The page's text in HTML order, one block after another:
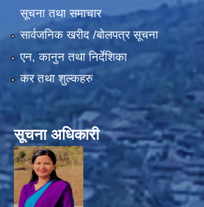
सूचना तथा समाचार
सार्वजनिक खरीद /बोलपत्र सूचना
एन, कानुन तथा निर्देशिका
कर तथा शुल्कहरु
सूचना अधिकारी